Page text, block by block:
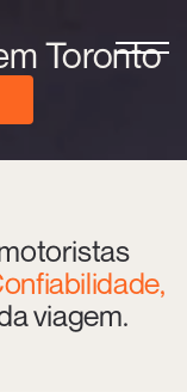
Toronto
viagem.